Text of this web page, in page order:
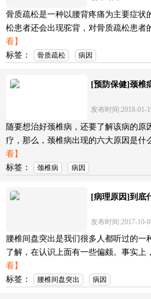
骨质疏松是一种以腰背疼痛为主要症状
松患者还会出现驼背，对骨质疏松患
看】
标签：
骨质疏松 病因
[预防保健]颈椎
发布时间:2018-01-
随要想治好颈椎病，还要了解该病的原
疗，那么，颈椎病出现的六大原因是什
看】
标签：
颈椎病 病因
[病理原因]到底
发布时间:2017-10-
腰椎间盘突出是我们很多人都听过的一
了解，在认识上面有一些偏颇。事实
看】
标签：
腰椎间盘突出 病因